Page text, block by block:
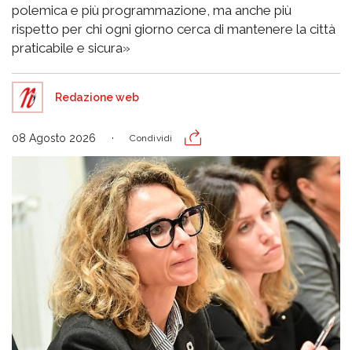
polemica e più programmazione, ma anche più
rispetto per chi ogni giorno cerca di mantenere la città
praticabile e sicura»
Redazione web
08 Agosto 2026 Condividi